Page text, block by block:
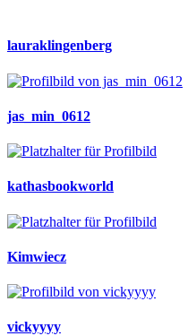
lauraklingenberg
jas_min_0612
kathasbookworld
Kimwiecz
vickyyyy